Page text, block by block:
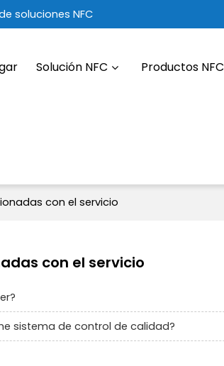
soluciones NFC
Solución NFC Productos NFC
con el servicio
con el servicio
sistema de control de calidad?